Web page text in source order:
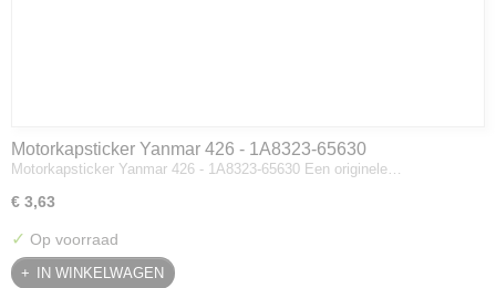
Motorkapsticker Yanmar 426 - 1A8323-65630
Motorkapsticker Yanmar 426 - 1A8323-65630 Een originele…
€ 3,63
✓ Op voorraad
IN WINKELWAGEN